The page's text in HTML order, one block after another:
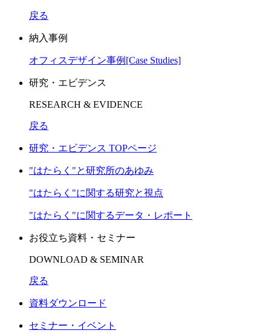
戻る
納入事例
オフィスデザイン事例[Case Studies]
研究・エビデンス
RESEARCH & EVIDENCE
戻る
研究・エビデンス TOPページ
"はたらく"と研究所のあゆみ
"はたらく"に関する研究と視点
"はたらく"に関するデータ・レポート
お役立ち資料・セミナー
DOWNLOAD & SEMINAR
戻る
資料ダウンロード
セミナー・イベント